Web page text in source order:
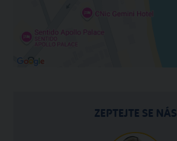
ZEPTEJTE SE NÁS